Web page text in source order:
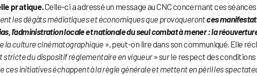
pratique.Celle-ci a adressé un message au CNC concernant ces
les dégâts médiatiques et économiques que provoquerontces
l’administration locale et nationale du seul combat à mener : la
la culture cinématographique », peut-on lire dans son communiqué. Elle
stricte du dispositif réglementaire en vigueur» sur le respect des conditions
ces initiatives échappent à la règle générale et mettent en péril les